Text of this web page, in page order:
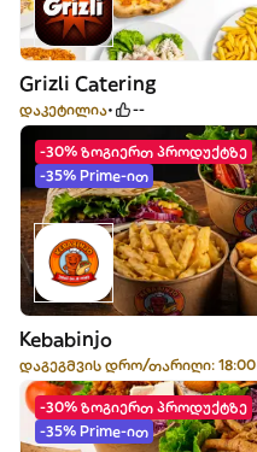
Grizli Catering
დაკეტილია --
-30% ზოგიერთ პროდუქტზე
-35% Prime-ით
Kebabinjo
დაგეგმვის დრო/თარიღი: 18:00
-30% ზოგიერთ პროდუქტზე
-35% Prime-ით